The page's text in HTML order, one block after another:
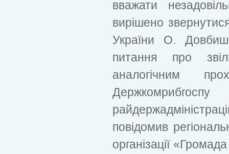
вважати
вирішено
України О.
питання про
аналогічним
повідомив
організації